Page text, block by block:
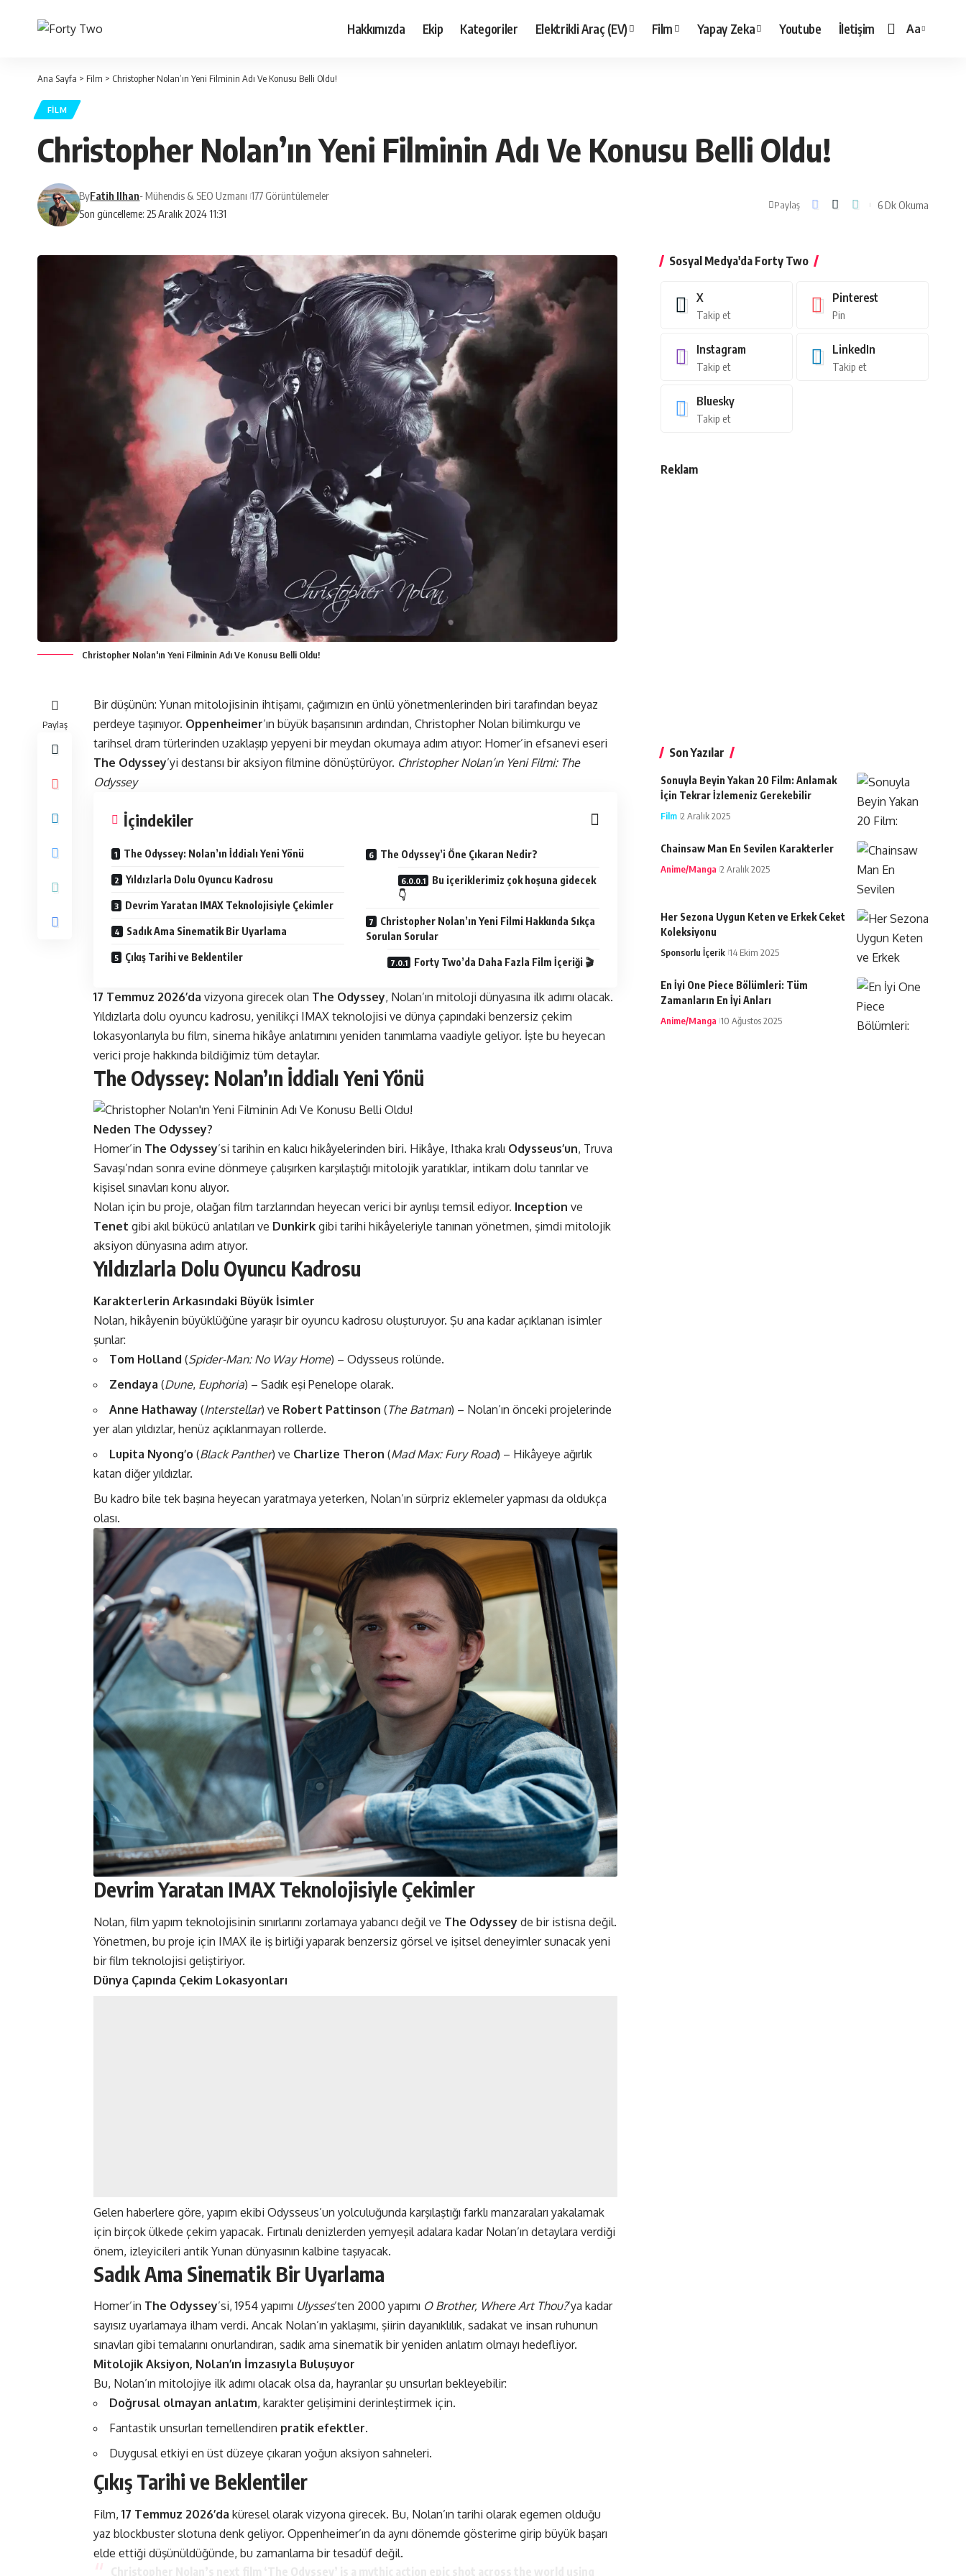
Hakkımızda Ekip Kategoriler Elektrikli Araç (EV) Film Yapay Zeka Youtube İletişim
Yazı
Aa
Ana Sayfa > Film > Christopher Nolan’ın Yeni Filminin Adı Ve Konusu Belli Oldu!
FILM
Christopher Nolan’ın Yeni Filminin Adı Ve Konusu Belli Oldu!
Son güncelleme: 25 Aralık 2024 11:31
ByFatih Ilhan- Mühendis & SEO Uzmanı 177 Görüntülemeler
Paylaş 6 Dk Okuma
Christopher Nolan'ın Yeni Filminin Adı Ve Konusu Belli Oldu!
Paylaş
Bir düşünün: Yunan mitolojisinin ihtişamı, çağımızın en ünlü yönetmenlerinden biri tarafından beyaz
perdeye taşınıyor. Oppenheimer’ın büyük başarısının ardından, Christopher Nolan bilimkurgu ve
tarihsel dram türlerinden uzaklaşıp yepyeni bir meydan okumaya adım atıyor: Homer’in efsanevi eseri
The Odyssey’yi destansı bir aksiyon filmine dönüştürüyor. Christopher Nolan’ın Yeni Filmi: The
Odyssey
İçindekiler
The Odyssey: Nolan’ın İddialı Yeni Yönü
Yıldızlarla Dolu Oyuncu Kadrosu
Devrim Yaratan IMAX Teknolojisiyle Çekimler
Sadık Ama Sinematik Bir Uyarlama
Çıkış Tarihi ve Beklentiler
The Odyssey’i Öne Çıkaran Nedir?
Bu içeriklerimiz çok hoşuna gidecek
👇
Christopher Nolan’ın Yeni Filmi Hakkında Sıkça
Sorulan Sorular
Forty Two’da Daha Fazla Film İçeriği 🎬
17 Temmuz 2026’da vizyona girecek olan The Odyssey, Nolan’ın mitoloji dünyasına ilk adımı olacak.
Yıldızlarla dolu oyuncu kadrosu, yenilikçi IMAX teknolojisi ve dünya çapındaki benzersiz çekim
lokasyonlarıyla bu film, sinema hikâye anlatımını yeniden tanımlama vaadiyle geliyor. İşte bu heyecan
verici proje hakkında bildiğimiz tüm detaylar.
The Odyssey: Nolan’ın İddialı Yeni Yönü
Neden The Odyssey?
Homer’in The Odyssey’si tarihin en kalıcı hikâyelerinden biri. Hikâye, Ithaka kralı Odysseus’un, Truva
Savaşı’ndan sonra evine dönmeye çalışırken karşılaştığı mitolojik yaratıklar, intikam dolu tanrılar ve
kişisel sınavları konu alıyor.
Nolan için bu proje, olağan film tarzlarından heyecan verici bir ayrılışı temsil ediyor. Inception ve
Tenet gibi akıl bükücü anlatıları ve Dunkirk gibi tarihi hikâyeleriyle tanınan yönetmen, şimdi mitolojik
aksiyon dünyasına adım atıyor​​.
Yıldızlarla Dolu Oyuncu Kadrosu
Karakterlerin Arkasındaki Büyük İsimler
Nolan, hikâyenin büyüklüğüne yaraşır bir oyuncu kadrosu oluşturuyor. Şu ana kadar açıklanan isimler
şunlar:
Tom Holland (Spider-Man: No Way Home) – Odysseus rolünde.
Zendaya (Dune, Euphoria) – Sadık eşi Penelope olarak.
Anne Hathaway (Interstellar) ve Robert Pattinson (The Batman) – Nolan’ın önceki projelerinde
yer alan yıldızlar, henüz açıklanmayan rollerde.
Lupita Nyong’o (Black Panther) ve Charlize Theron (Mad Max: Fury Road) – Hikâyeye ağırlık
katan diğer yıldızlar.
Bu kadro bile tek başına heyecan yaratmaya yeterken, Nolan’ın sürpriz eklemeler yapması da oldukça
olası​​.
Devrim Yaratan IMAX Teknolojisiyle Çekimler
Nolan, film yapım teknolojisinin sınırlarını zorlamaya yabancı değil ve The Odyssey de bir istisna değil.
Yönetmen, bu proje için IMAX ile iş birliği yaparak benzersiz görsel ve işitsel deneyimler sunacak yeni
bir film teknolojisi geliştiriyor.
Dünya Çapında Çekim Lokasyonları
Gelen haberlere göre, yapım ekibi Odysseus’un yolculuğunda karşılaştığı farklı manzaraları yakalamak
için birçok ülkede çekim yapacak. Fırtınalı denizlerden yemyeşil adalara kadar Nolan’ın detaylara verdiği
önem, izleyicileri antik Yunan dünyasının kalbine taşıyacak​​.
Sadık Ama Sinematik Bir Uyarlama
Homer’in The Odyssey’si, 1954 yapımı Ulysses’ten 2000 yapımı O Brother, Where Art Thou?’ya kadar
sayısız uyarlamaya ilham verdi. Ancak Nolan’ın yaklaşımı, şiirin dayanıklılık, sadakat ve insan ruhunun
sınavları gibi temalarını onurlandıran, sadık ama sinematik bir yeniden anlatım olmayı hedefliyor.
Mitolojik Aksiyon, Nolan’ın İmzasıyla Buluşuyor
Bu, Nolan’ın mitolojiye ilk adımı olacak olsa da, hayranlar şu unsurları bekleyebilir:
Doğrusal olmayan anlatım, karakter gelişimini derinleştirmek için.
Fantastik unsurları temellendiren pratik efektler.
Duygusal etkiyi en üst düzeye çıkaran yoğun aksiyon sahneleri​​.
Çıkış Tarihi ve Beklentiler
Film, 17 Temmuz 2026’da küresel olarak vizyona girecek. Bu, Nolan’ın tarihi olarak egemen olduğu
yaz blockbuster slotuna denk geliyor. Oppenheimer’ın da aynı dönemde gösterime girip büyük başarı
elde ettiği düşünüldüğünde, bu zamanlama bir tesadüf değil​​.
Sosyal Medya'da Forty Two
X
Takip et
Pinterest
Pin
Instagram
Takip et
LinkedIn
Takip et
Bluesky
Takip et
Reklam
Son Yazılar
Sonuyla Beyin Yakan 20 Film: Anlamak
İçin Tekrar İzlemeniz Gerekebilir
Film 2 Aralık 2025
Chainsaw Man En Sevilen Karakterler
Anime/Manga 2 Aralık 2025
Her Sezona Uygun Keten ve Erkek Ceket
Koleksiyonu
Sponsorlu İçerik 14 Ekim 2025
En İyi One Piece Bölümleri: Tüm
Zamanların En İyi Anları
Anime/Manga 10 Ağustos 2025